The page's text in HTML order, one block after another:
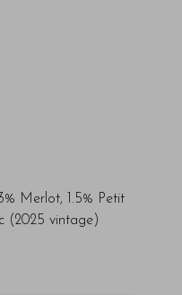
Merlot, 1.5% Petit
(2025 vintage)